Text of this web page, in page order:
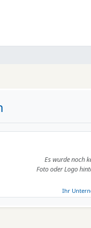
Es wurde noch
Foto oder Logo
Ihr